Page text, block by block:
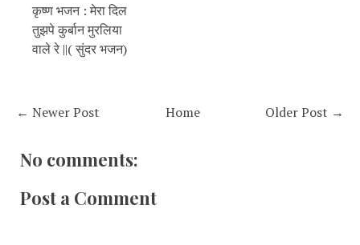
कृष्ण भजन : मेरा दिल
तुझपे कुर्बान मुरलिया
वाले रे ||( सुंदर भजन)
← Newer Post Older Post →
Home
No comments:
Post a Comment